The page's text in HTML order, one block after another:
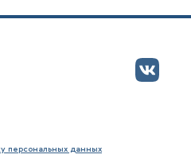
персональных данных